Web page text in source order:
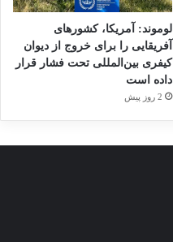
لوموند: آمریکا، کشورهای
آفریقایی را برای خروج از دیوان
کیفری بین‌المللی تحت فشار قرار
داده است
2 روز پیش